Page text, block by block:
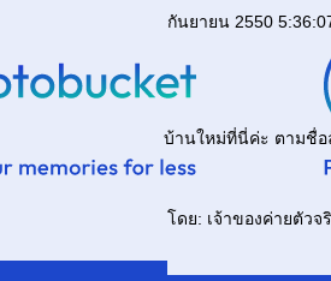
กันยายน 2550
บ้านใหม่ที่นี่ค่ะ ตามชื่อ
ดย: เจ้าของค่ายตัวจ